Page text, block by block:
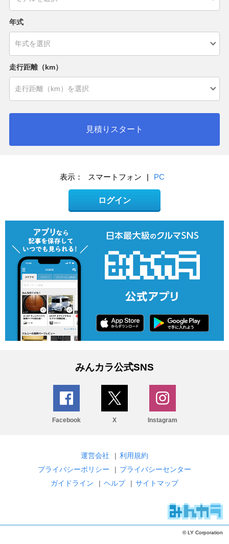
年式
走行距離（km）
見積りスタート
表示： スマートフォン | PC
ログイン
みんカラ公式SNS
Facebook X Instagram
運営会社 | 利用規約
プライバシーポリシー
| プライバシーセンター
ガイドライン
| ヘルプ | サイトマップ
© LY Corporation